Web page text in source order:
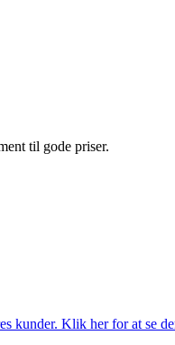
til gode priser.
kunder. Klik her for at se